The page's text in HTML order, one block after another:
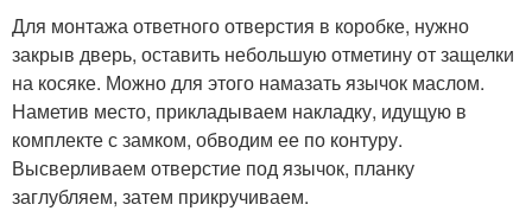
Для монтажа ответного отверстия в коробке, нужно
закрыв дверь, оставить небольшую отметину от защелки
на косяке. Можно для этого намазать язычок маслом.
Наметив место, прикладываем накладку, идущую в
комплекте с замком, обводим ее по контуру.
Высверливаем отверстие под язычок, планку
заглубляем, затем прикручиваем.